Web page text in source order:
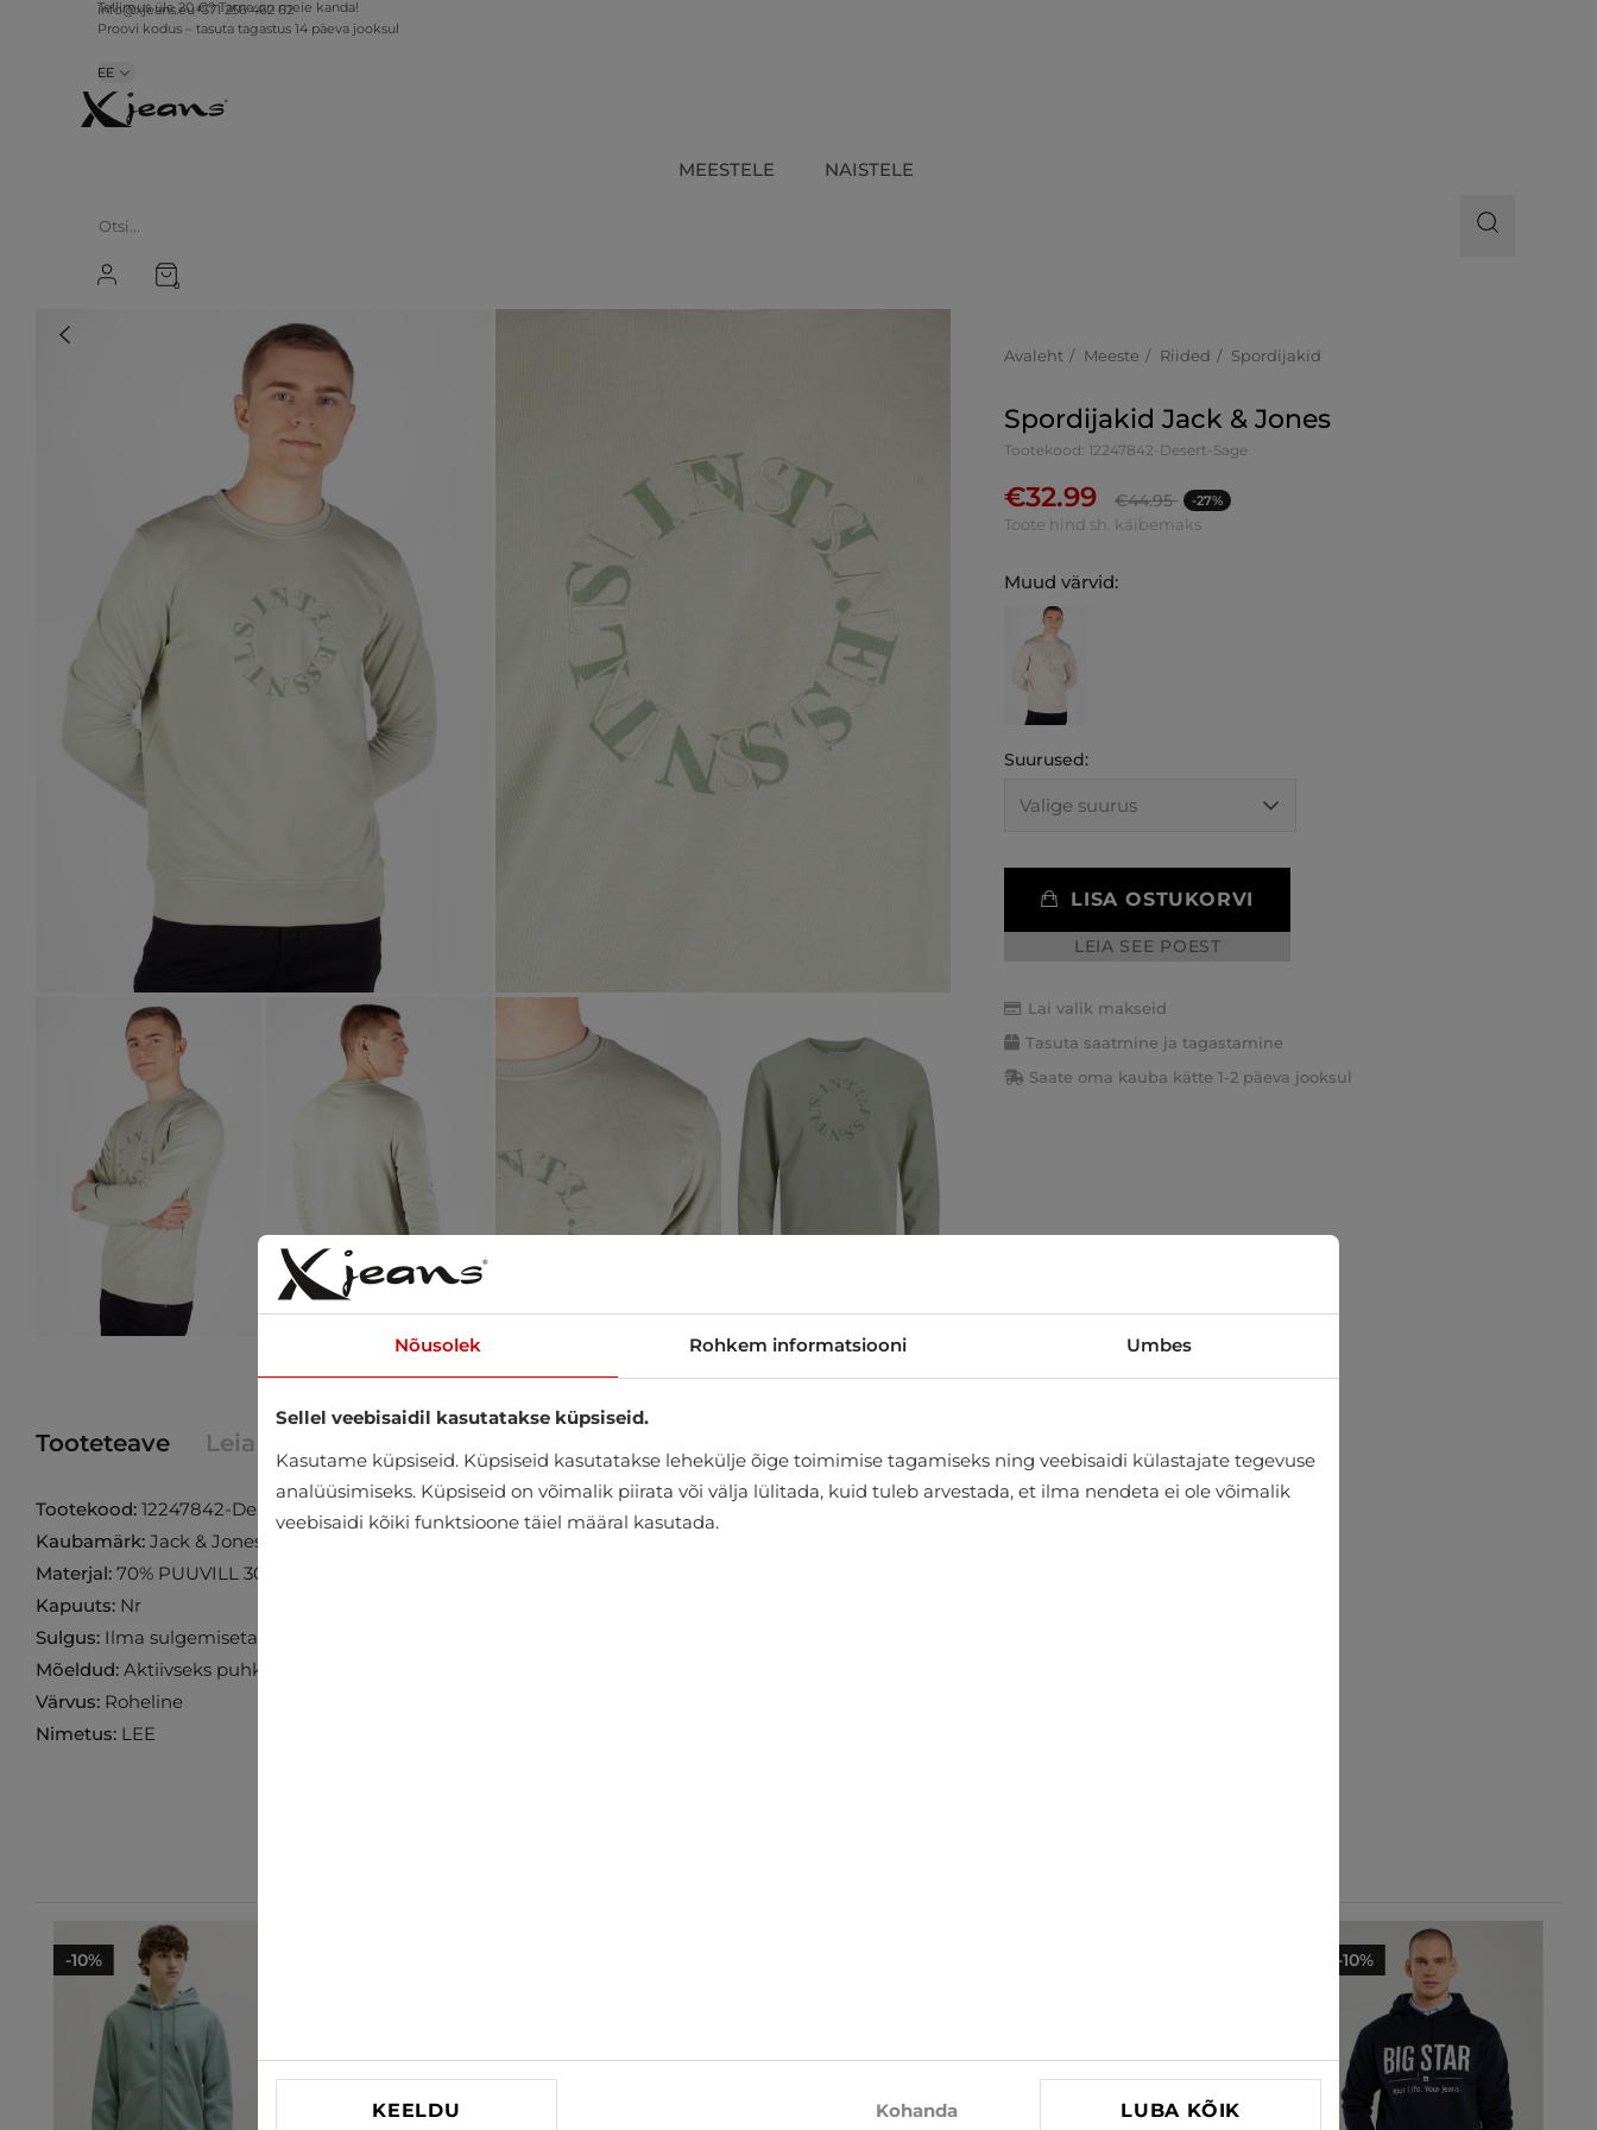
info@xjeans.eu+371 256 462 62
Tellimus üle 20 €? Tarne on meie kanda!
Proovi kodus – tasuta tagastus 14 päeva jooksul
EE
MEESTELE NAISTELE
0
Avaleht Meeste Riided Spordijakid
Spordijakid Jack & Jones
Tootekood: 12247842-Desert-Sage
€32.99 €44.95 -27%
Toote hind sh. käibemaks
Muud värvid:
Suurused:
LISA OSTUKORVI
LEIA SEE POEST
Lai valik makseid
Tasuta saatmine ja tagastamine
Saate oma kauba kätte 1-2 päeva jooksul
Tooteteave Leia toode poest
Tootekood: 12247842-Desert-Sage
Kaubamärk: Jack & Jones
Materjal: 70% PUUVILL 30% POLÜESTER
Kapuuts: Nr
Sulgus: Ilma sulgemiseta
Mõeldud: Aktiivseks puhkuseks
Värvus: Roheline
Nimetus: LEE
-10% -10%
Nõusolek Rohkem informatsiooni Umbes
Sellel veebisaidil kasutatakse küpsiseid.
Kasutame küpsiseid. Küpsiseid kasutatakse lehekülje õige toimimise tagamiseks ning veebisaidi külastajate tegevuse
analüüsimiseks. Küpsiseid on võimalik piirata või välja lülitada, kuid tuleb arvestada, et ilma nendeta ei ole võimalik
veebisaidi kõiki funktsioone täiel määral kasutada.
KEELDU Kohanda LUBA KÕIK